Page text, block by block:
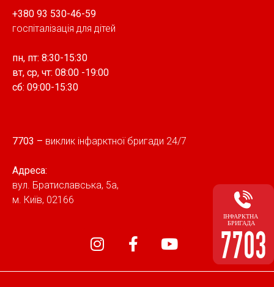
+380 93 530-46-59
госпіталізація для дітей
пн, пт: 8:30-15:30
вт, cр, чт: 08:00 -19:00
сб: 09:00-15:30
7703 – виклик інфарктної бригади 24/7
Адреса:
вул. Братиславська, 5а,
м. Київ, 02166